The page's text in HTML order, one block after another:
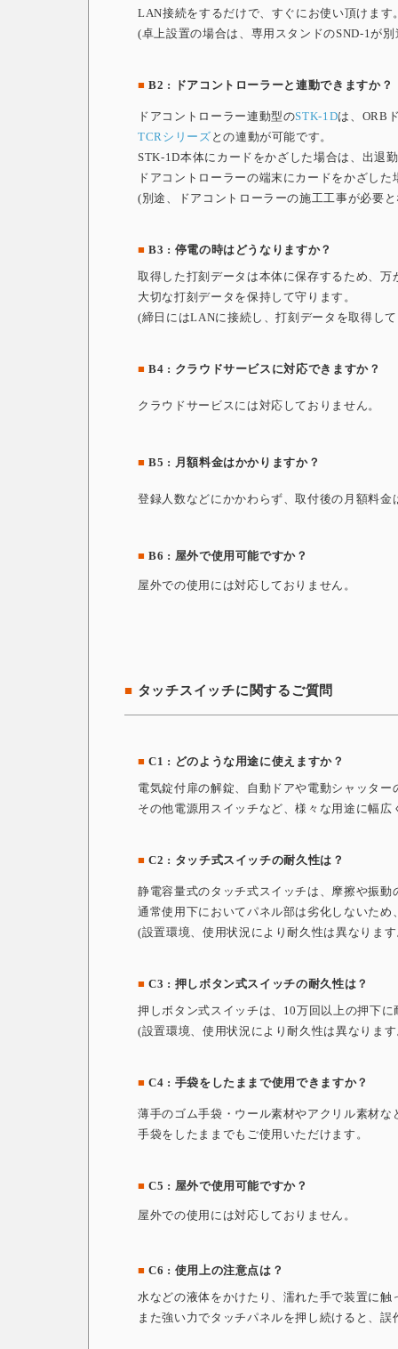
LAN接続をするだけで、すぐにお使い頂けます
(卓上設置の場合は、専用スタンドのSND-1が
■ B2 : ドアコントローラーと連動できますか？
ドアコントローラー連動型のSTK-1Dは、ORB
TCRシリーズ との連動が可能です。
STK-1D本体にカードをかざした場合は、出退
ドアコントローラーの端末にカードをかざし
(別途、ドアコントローラーの施工工事が必要
■ B3 : 停電の時はどうなりますか？
取得した打刻データは本体に保存するため、万
大切な打刻データを保持して守ります。
(締日にはLANに接続し、打刻データを取得し
■ B4 : クラウドサービスに対応できますか？
クラウドサービスには対応しておりません。
■ B5 : 月額料金はかかりますか？
登録人数などにかかわらず、取付後の月額料金
■ B6 : 屋外で使用可能ですか？
屋外での使用には対応しておりません。
■ タッチスイッチに関するご質問
■ C1 : どのような用途に使えますか？
電気錠付扉の解錠、自動ドアや電動シャッタ
その他電源用スイッチなど、様々な用途に幅広
■ C2 : タッチ式スイッチの耐久性は？
静電容量式のタッチ式スイッチは、摩擦や振
通常使用下においてパネル部は劣化しないた
(設置環境、使用状況により耐久性は異なりま
■ C3 : 押しボタン式スイッチの耐久性は？
押しボタン式スイッチは、10万回以上の押下
(設置環境、使用状況により耐久性は異なりま
■ C4 : 手袋をしたままで使用できますか？
薄手のゴム手袋・ウール素材やアクリル素材な
手袋をしたままでもご使用いただけます。
■ C5 : 屋外で使用可能ですか？
屋外での使用には対応しておりません。
■ C6 : 使用上の注意点は？
水などの液体をかけたり、濡れた手で装置に触
また強い力でタッチパネルを押し続けると、